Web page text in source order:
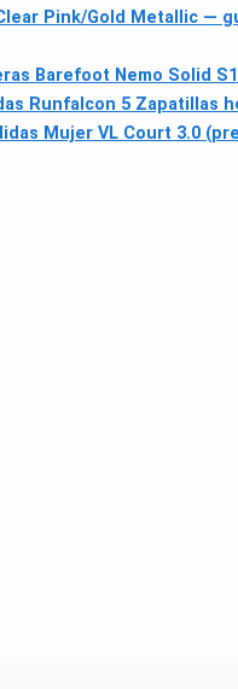
Pink/Gold Metallic —
Barefoot Nemo Solid
Runfalcon 5 Zapatillas
Mujer VL Court 3.0